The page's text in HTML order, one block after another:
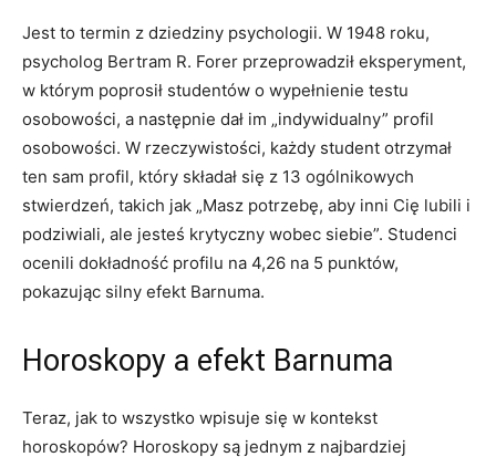
Jest to termin z dziedziny psychologii. W 1948 roku,
psycholog Bertram R. Forer przeprowadził eksperyment,
w którym poprosił studentów o wypełnienie testu
osobowości, a następnie dał im „indywidualny” profil
osobowości. W rzeczywistości, każdy student otrzymał
ten sam profil, który składał się z 13 ogólnikowych
stwierdzeń, takich jak „Masz potrzebę, aby inni Cię lubili i
podziwiali, ale jesteś krytyczny wobec siebie”. Studenci
ocenili dokładność profilu na 4,26 na 5 punktów,
pokazując silny efekt Barnuma.
Horoskopy a efekt Barnuma
Teraz, jak to wszystko wpisuje się w kontekst
horoskopów? Horoskopy są jednym z najbardziej